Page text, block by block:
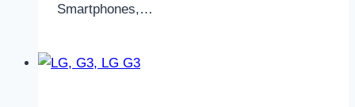
Smartphones,…